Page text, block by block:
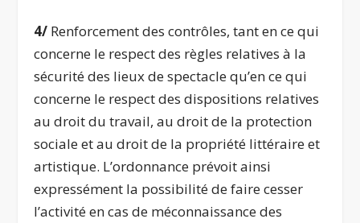
4/ Renforcement des contrôles, tant en ce qui
concerne le respect des règles relatives à la
sécurité des lieux de spectacle qu’en ce qui
concerne le respect des dispositions relatives
au droit du travail, au droit de la protection
sociale et au droit de la propriété littéraire et
artistique. L’ordonnance prévoit ainsi
expressément la possibilité de faire cesser
l’activité en cas de méconnaissance des